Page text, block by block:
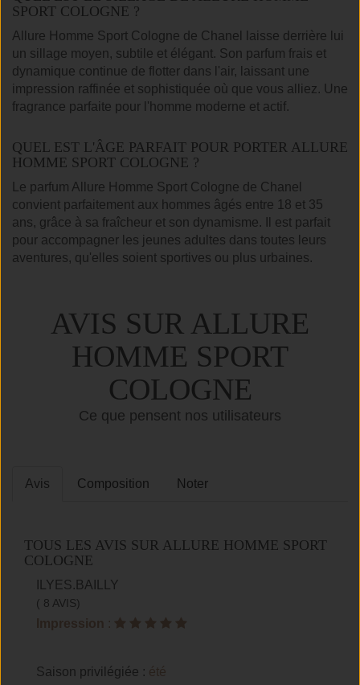
SPORT COLOGNE ?
Allure Homme Sport Cologne de Chanel laisse derrière lui
un sillage moyen, subtile et élégant. Son parfum frais et
dynamique continue de flotter dans l'air, laissant une
impression raffinée et sophistiquée où que vous alliez. Une
fragrance parfaite pour l'homme moderne et actif.
QUEL EST L'ÂGE PARFAIT POUR PORTER ALLURE
HOMME SPORT COLOGNE ?
Le parfum Allure Homme Sport Cologne de Chanel
convient parfaitement aux hommes âgés entre 18 et 35
ans, grâce à sa fraîcheur et son dynamisme. Il est parfait
pour accompagner les jeunes adultes dans toutes leurs
aventures, qu'elles soient sportives ou plus urbaines.
AVIS SUR ALLURE
HOMME SPORT
COLOGNE
Ce que pensent nos utilisateurs
Avis Composition Noter
TOUS LES AVIS SUR ALLURE HOMME SPORT
COLOGNE
ILYES.BAILLY
( 8 AVIS)
Impression :
Saison privilégiée : été